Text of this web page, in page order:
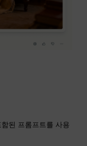
된 프롬프트를 사용